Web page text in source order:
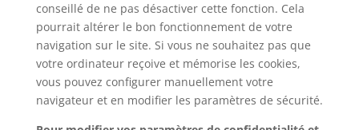
conseillé de ne pas désactiver cette fonction. Cela
pourrait altérer le bon fonctionnement de votre
navigation sur le site. Si vous ne souhaitez pas que
votre ordinateur reçoive et mémorise les cookies,
vous pouvez configurer manuellement votre
navigateur et en modifier les paramètres de sécurité.